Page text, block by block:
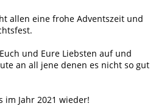
allen eine frohe Adventszeit und
und Eure Liebsten auf und
an all jene denen es nicht so gut
im Jahr 2021 wieder!